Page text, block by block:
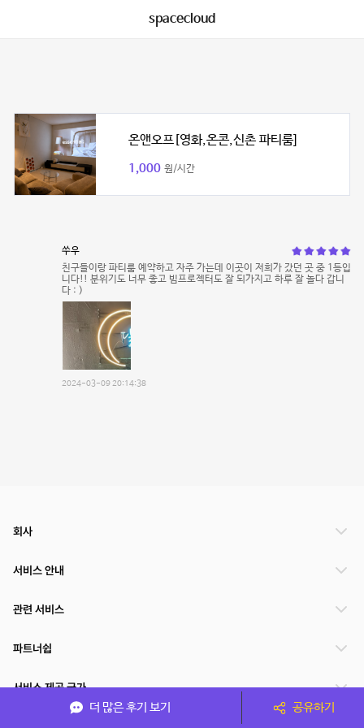
spacecloud
온앤오프[영화,온콘,신촌 파티룸]
1,000 원/시간
쑤우
친구들이랑 파티룸 예약하고 자주 가는데 이곳이 저희가 갔던 곳 중 1등입
니다!! 분위기도 너무 좋고 빔프로젝터도 잘 되가지고 하루 잘 놀다 갑니
다 : )
2024-03-09 20:14:38
더 많은 후기 보기 공유하기
회사
서비스 안내
관련 서비스
파트너쉽
서비스 제공 국가